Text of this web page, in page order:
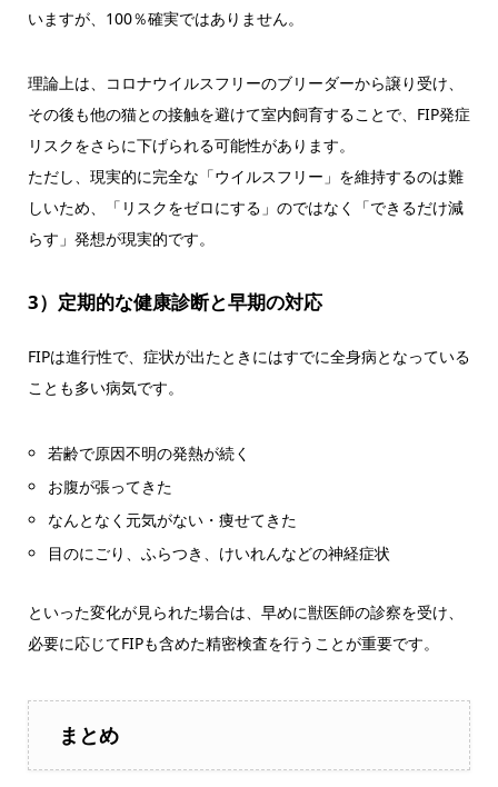
いますが、100％確実ではありません。
理論上は、コロナウイルスフリーのブリーダーから譲り受け、
その後も他の猫との接触を避けて室内飼育することで、FIP発症
リスクをさらに下げられる可能性があります。
ただし、現実的に完全な「ウイルスフリー」を維持するのは難
しいため、「リスクをゼロにする」のではなく「できるだけ減
らす」発想が現実的です。
3）定期的な健康診断と早期の対応
FIPは進行性で、症状が出たときにはすでに全身病となっている
ことも多い病気です。
若齢で原因不明の発熱が続く
お腹が張ってきた
なんとなく元気がない・痩せてきた
目のにごり、ふらつき、けいれんなどの神経症状
といった変化が見られた場合は、早めに獣医師の診察を受け、
必要に応じてFIPも含めた精密検査を行うことが重要です。
まとめ